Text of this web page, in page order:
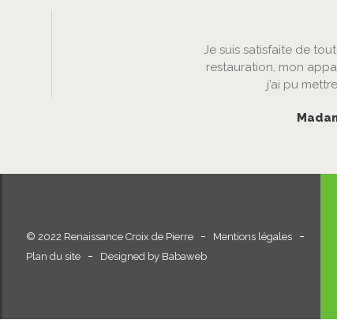
Je suis satisfaite de
restauration, mon
j’ai pu
© 2022 Renaissance Croix de Pierre
Mentions légales
Plan du site
Designed by Babaweb